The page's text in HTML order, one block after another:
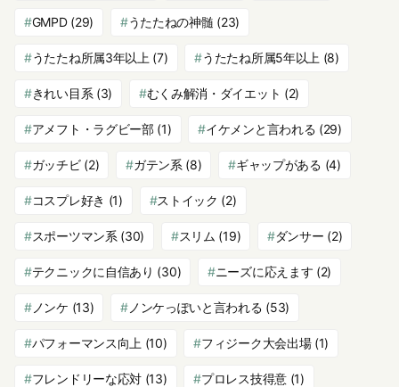
GMPD(29) うたたねの神髄 (23)
うたたね所属3年以上 (7) うたたね所属5年以上 (8)
きれい目系 (3) むくみ解消・ダイエット (2)
アメフト・ラグビー部(1) イケメンと言われる (29)
ガッチビ(2) ガテン系 (8) ギャップがある (4)
コスプレ好き (1) ストイック (2)
スポーツマン系 (30) スリム (19) ダンサー (2)
テクニックに自信あり (30) ニーズに応えます (2)
ノンケ (13) ノンケっぽいと言われる (53)
パフォーマンス向上 (10) フィジーク大会出場(1)
フレンドリーな応対 (13) プロレス技得意(1)